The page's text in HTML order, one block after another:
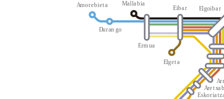
Arr
Aretxab
Eskoriatz
Elgeta
Amorebieta
Duran go
Mallabia
Eibar
Ermua
Elgoibar